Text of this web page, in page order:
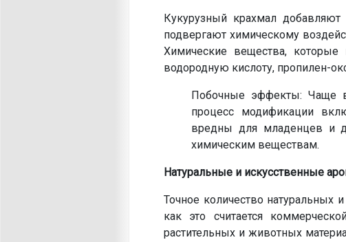
Кукурузный крахмал
подвергают химическому
Химические вещества,
водородную кислоту, пропилен-
Побочные эффекты: Чаще
процесс модификации
вредны для младенцев и
химическим веществам.
Натуральные и искусственные
Точное количество натуральных
как это считается
растительных и животных